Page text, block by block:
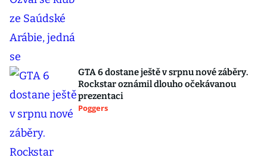
GTA 6 dostane ještě v srpnu nové záběry.
Rockstar oznámil dlouho očekávanou
prezentaci
Poggers